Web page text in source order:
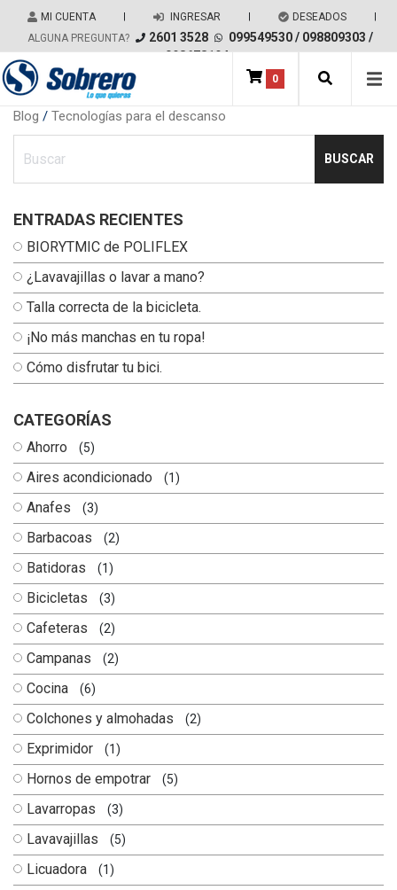
MI CUENTA | INGRESAR | DESEADOS |
ALGUNA PREGUNTA? 2601 3528 099549530/ 098809303 /
098678194
Salir del contenido
Main Navigation 0
Blog / Tecnologías para el descanso
ENTRADAS RECIENTES
BIORYTMIC de POLIFLEX
¿Lavavajillas o lavar a mano?
Talla correcta de la bicicleta.
¡No más manchas en tu ropa!
Cómo disfrutar tu bici.
CATEGORÍAS
Ahorro (5)
Aires acondicionado (1)
Anafes (3)
Barbacoas (2)
Batidoras (1)
Bicicletas (3)
Cafeteras (2)
Campanas (2)
Cocina (6)
Colchones y almohadas (2)
Exprimidor (1)
Hornos de empotrar (5)
Lavarropas (3)
Lavavajillas (5)
Licuadora (1)